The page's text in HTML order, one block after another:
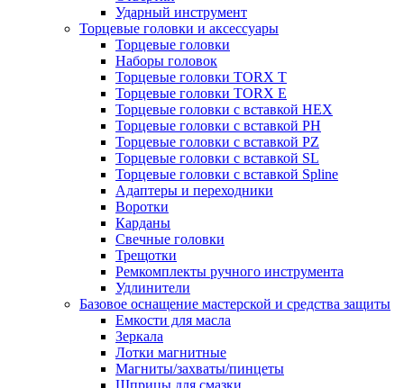
Ударный инструмент
Торцевые головки и аксессуары
Торцевые головки
Наборы головок
Торцевые головки TORX T
Торцевые головки TORX Е
Торцевые головки с вставкой HEX
Торцевые головки с вставкой PH
Торцевые головки с вставкой PZ
Торцевые головки с вставкой SL
Торцевые головки с вставкой Spline
Адаптеры и переходники
Воротки
Карданы
Свечные головки
Трещотки
Ремкомплекты ручного инструмента
Удлинители
Базовое оснащение мастерской и средства защиты
Емкости для масла
Зеркала
Лотки магнитные
Магниты/захваты/пинцеты
Шприцы для смазки